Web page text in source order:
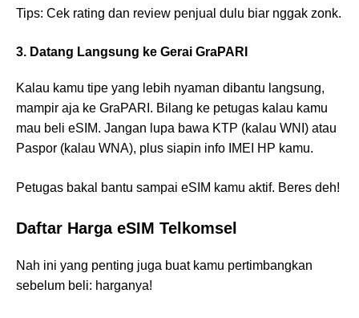
Tips: Cek rating dan review penjual dulu biar nggak zonk.
3. Datang Langsung ke Gerai GraPARI
Kalau kamu tipe yang lebih nyaman dibantu langsung,
mampir aja ke GraPARI. Bilang ke petugas kalau kamu
mau beli eSIM. Jangan lupa bawa KTP (kalau WNI) atau
Paspor (kalau WNA), plus siapin info IMEI HP kamu.
Petugas bakal bantu sampai eSIM kamu aktif. Beres deh!
Daftar Harga eSIM Telkomsel
Nah ini yang penting juga buat kamu pertimbangkan
sebelum beli: harganya!